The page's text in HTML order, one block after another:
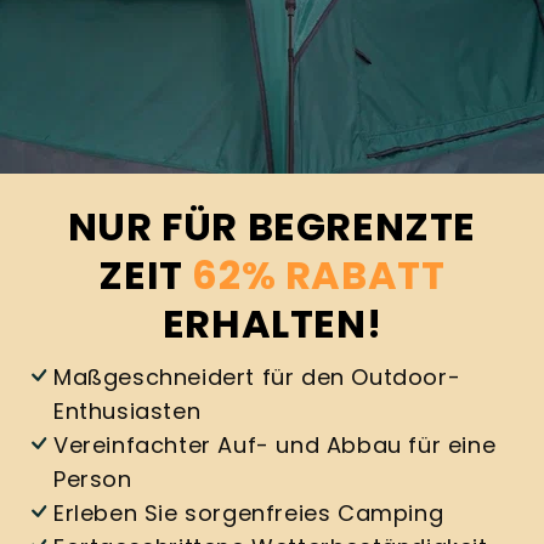
NUR FÜR BEGRENZTE
ZEIT 62% RABATT
ERHALTEN!
Maßgeschneidert für den Outdoor-
Enthusiasten
Vereinfachter Auf- und Abbau für eine
Person
Erleben Sie sorgenfreies Camping